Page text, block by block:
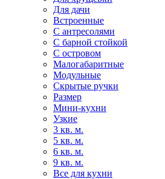
Для дачи
Встроенные
С антресолями
С барной стойкой
С островом
Малогабаритные
Модульные
Скрытые ручки
Размер
Мини-кухни
Узкие
3 кв. м.
5 кв. м.
6 кв. м.
9 кв. м.
Все для кухни